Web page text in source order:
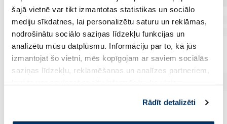
šajā vietnē var tikt izmantotas statistikas un sociālo
mediju sīkdatnes, lai personalizētu saturu un reklāmas,
nodrošinātu sociālo saziņas līdzekļu funkcijas un
analizētu mūsu datplūsmu. Informāciju par to, kā jūs
izmantojat šo vietni, mēs kopīgojam ar saviem sociālās
saziņas līdzekļu, reklamēšanas un analīzes partneriem,
pakalpojumus. Ja piekrītat šo papildu sīkdatņu
izmantošanai, lūdzu, atzīmējiet savu izvēli:
Rādīt detalizēti